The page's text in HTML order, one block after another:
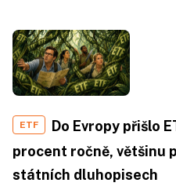
ETF
Do Evropy přišlo
procent ročně, většinu
státních dluhopisech